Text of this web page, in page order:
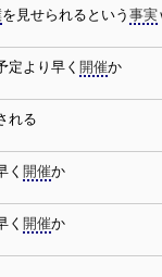
を見せられるという 事実
定より早く 開催か
れる
く 開催か
く 開催か